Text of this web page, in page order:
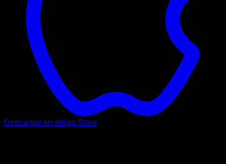
Descargar en el App Store